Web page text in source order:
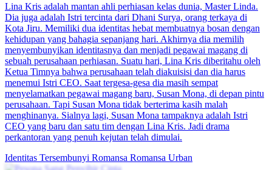
Lina Kris adalah mantan ahli perhiasan kelas dunia, Master Linda.
Dia juga adalah Istri tercinta dari Dhani Surya, orang terkaya di
Kota Jiru. Memiliki dua identitas hebat membuatnya bosan dengan
kehidupan yang bahagia sepanjang hari. Akhirnya dia memilih
menyembunyikan identitasnya dan menjadi pegawai magang di
sebuah perusahaan perhiasan. Suatu hari, Lina Kris diberitahu oleh
Ketua Timnya bahwa perusahaan telah diakuisisi dan dia harus
menemui Istri CEO. Saat tergesa-gesa dia masih sempat
menyelamatkan pegawai magang baru, Susan Mona, di depan pintu
perusahaan. Tapi Susan Mona tidak berterima kasih malah
menghinanya. Sialnya lagi, Susan Mona tampaknya adalah Istri
CEO yang baru dan satu tim dengan Lina Kris. Jadi drama
perkantoran yang penuh kejutan telah dimulai.
Identitas Tersembunyi Romansa Romansa Urban